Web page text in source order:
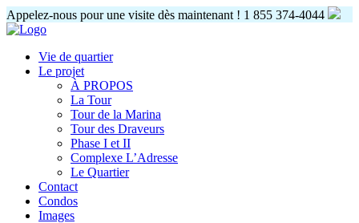
Appelez-nous pour une visite dès maintenant ! 1 855 374-4044
Vie de quartier
Le projet
À PROPOS
La Tour
Tour de la Marina
Tour des Draveurs
Phase I et II
Complexe L’Adresse
Le Quartier
Contact
Condos
Images